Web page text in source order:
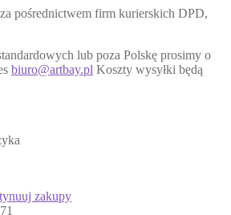
pośrednictwem firm kurierskich DPD,
lub poza Polskę prosimy o
biuro@artbay.pl Koszty wysyłki będą
zakupy